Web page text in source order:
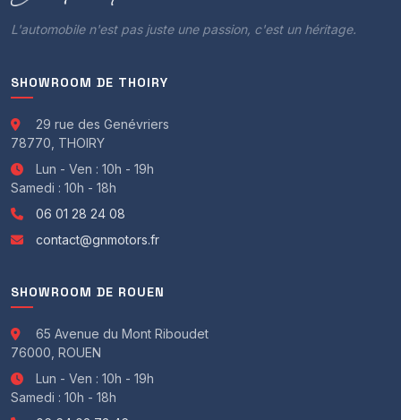
L'automobile n'est pas juste une passion, c'est un héritage.
SHOWROOM DE THOIRY
29 rue des Genévriers
78770, THOIRY
Lun - Ven : 10h - 19h
Samedi : 10h - 18h
06 01 28 24 08
contact@gnmotors.fr
SHOWROOM DE ROUEN
65 Avenue du Mont Riboudet
76000, ROUEN
Lun - Ven : 10h - 19h
Samedi : 10h - 18h